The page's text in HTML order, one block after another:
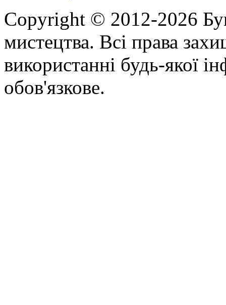
Copyright © 2012-2026
мистецтва. Всі права
використанні будь-якої
обов'язкове.